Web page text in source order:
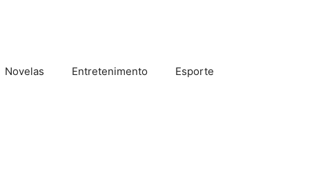
Novelas Entretenimento Esporte